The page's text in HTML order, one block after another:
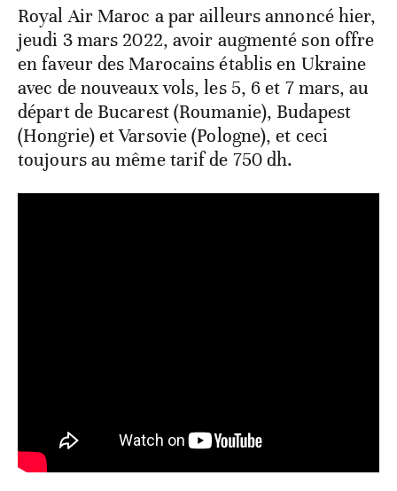
Royal Air Maroc a par ailleurs annoncé hier,
jeudi 3 mars 2022, avoir augmenté son offre
en faveur des Marocains établis en Ukraine
avec de nouveaux vols, les 5, 6 et 7 mars, au
départ de Bucarest (Roumanie), Budapest
(Hongrie) et Varsovie (Pologne), et ceci
toujours au même tarif de 750 dh.